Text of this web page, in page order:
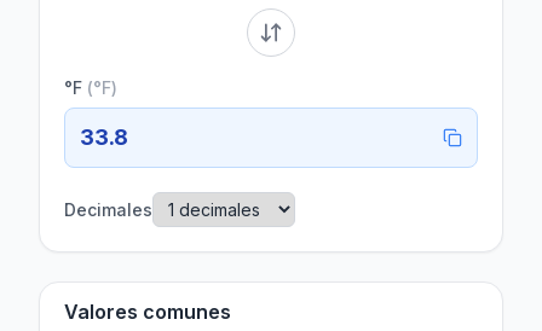
°F (°F)
33.8
Decimales
Valores comunes